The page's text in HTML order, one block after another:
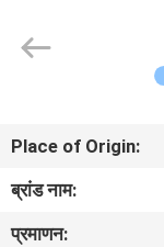
उत्पादों
Place of Origin:
ब्रांड नाम:
प्रमाणन: